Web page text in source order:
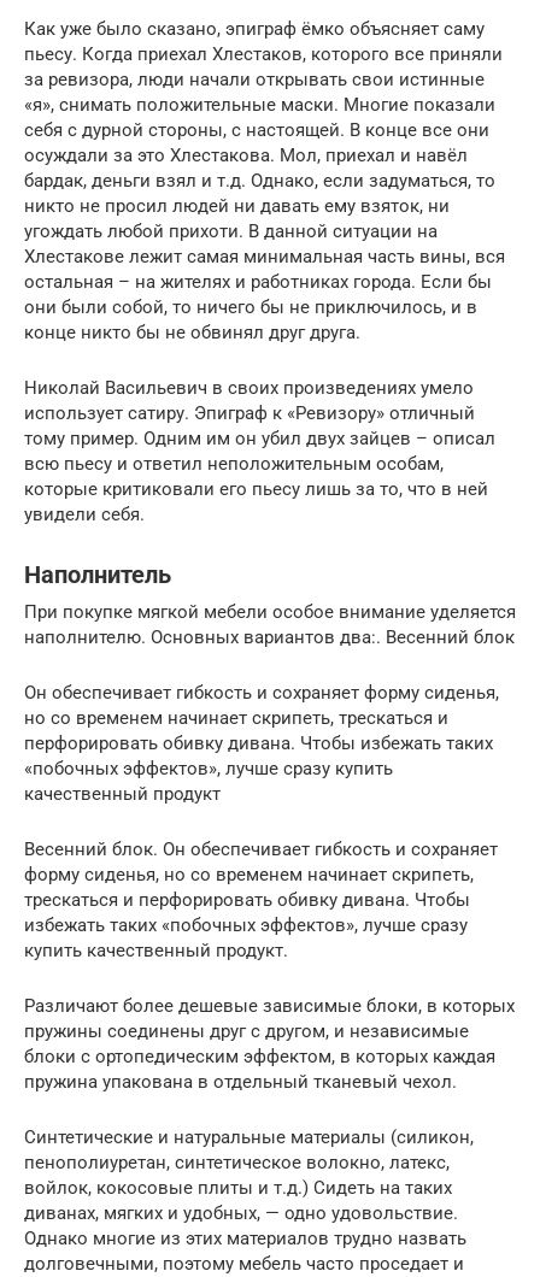
Как уже было сказано, эпиграф ёмко объясняет саму
пьесу. Когда приехал Хлестаков, которого все приняли
за ревизора, люди начали открывать свои истинные
«я», снимать положительные маски. Многие показали
себя с дурной стороны, с настоящей. В конце все они
осуждали за это Хлестакова. Мол, приехал и навёл
бардак, деньги взял и т.д. Однако, если задуматься, то
никто не просил людей ни давать ему взяток, ни
угождать любой прихоти. В данной ситуации на
Хлестакове лежит самая минимальная часть вины, вся
остальная – на жителях и работниках города. Если бы
они были собой, то ничего бы не приключилось, и в
конце никто бы не обвинял друг друга.
Николай Васильевич в своих произведениях умело
использует сатиру. Эпиграф к «Ревизору» отличный
тому пример. Одним им он убил двух зайцев – описал
всю пьесу и ответил неположительным особам,
которые критиковали его пьесу лишь за то, что в ней
увидели себя.
Наполнитель
При покупке мягкой мебели особое внимание уделяется
наполнителю. Основных вариантов два:. Весенний блок
Он обеспечивает гибкость и сохраняет форму сиденья,
но со временем начинает скрипеть, трескаться и
перфорировать обивку дивана. Чтобы избежать таких
«побочных эффектов», лучше сразу купить
качественный продукт
Весенний блок. Он обеспечивает гибкость и сохраняет
форму сиденья, но со временем начинает скрипеть,
трескаться и перфорировать обивку дивана. Чтобы
избежать таких «побочных эффектов», лучше сразу
купить качественный продукт.
Различают более дешевые зависимые блоки, в которых
пружины соединены друг с другом, и независимые
блоки с ортопедическим эффектом, в которых каждая
пружина упакована в отдельный тканевый чехол.
Синтетические и натуральные материалы (силикон,
пенополиуретан, синтетическое волокно, латекс,
войлок, кокосовые плиты и т.д.) Сидеть на таких
диванах, мягких и удобных, — одно удовольствие.
Однако многие из этих материалов трудно назвать
долговечными, поэтому мебель часто проседает и